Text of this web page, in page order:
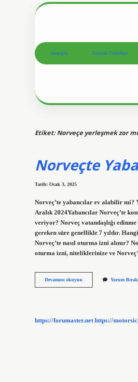
Anasayfa Gizlilik Politikası
Etiket:Norveçe yerleşmek zor
Norveçte
Tarih: Ocak 3, 2025
Norveç’te yabancılar ev alabilir
Aralık 2024Yabancılar Norveç’te
veriyor? Norveç vatandaşlığı
gereken süre genellikle 7 yıldır.
Norveç’te nasıl oturma izni alınır?
oturma izni, niteliklerinize ve
Devamını okuyun
Yabancılar
Yorum Bırak
https://forumaster.net https://